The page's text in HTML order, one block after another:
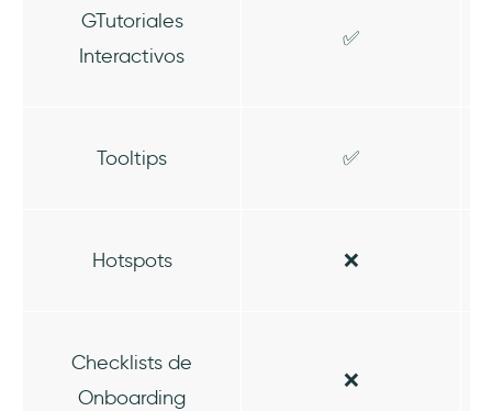
GTutoriales
Interactivos
✅
Tooltips ✅
Hotspots ❌
Checklists de
Onboarding
❌